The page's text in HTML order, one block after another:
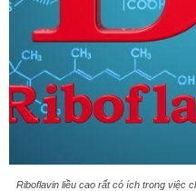
Riboflavin liều cao rất có ích trong việc